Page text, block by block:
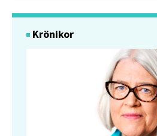
Krönikor